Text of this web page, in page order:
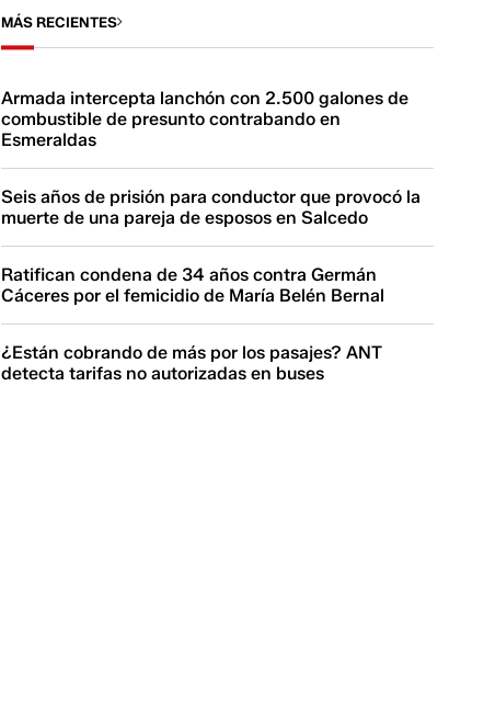
MÁS RECIENTES
Armada intercepta lanchón con 2.500 galones de
combustible de presunto contrabando en
Esmeraldas
Seis años de prisión para conductor que provocó la
muerte de una pareja de esposos en Salcedo
Ratifican condena de 34 años contra Germán
Cáceres por el femicidio de María Belén Bernal
¿Están cobrando de más por los pasajes? ANT
detecta tarifas no autorizadas en buses